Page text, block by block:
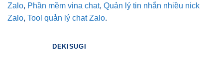
Zalo, Phần mềm vina chat, Quản lý tin nhắn nhiều nick
Zalo, Tool quản lý chat Zalo.
DEKISUGI